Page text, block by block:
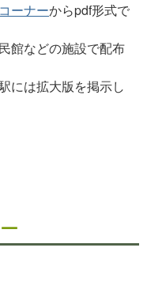
ーナーからpdf形式で
館などの施設で配布
には拡大版を掲示し